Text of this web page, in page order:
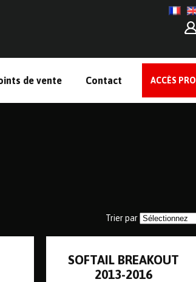
de vente Contact ACCÈS PRO
Trier par
SOFTAIL BREAKOUT
2013-2016